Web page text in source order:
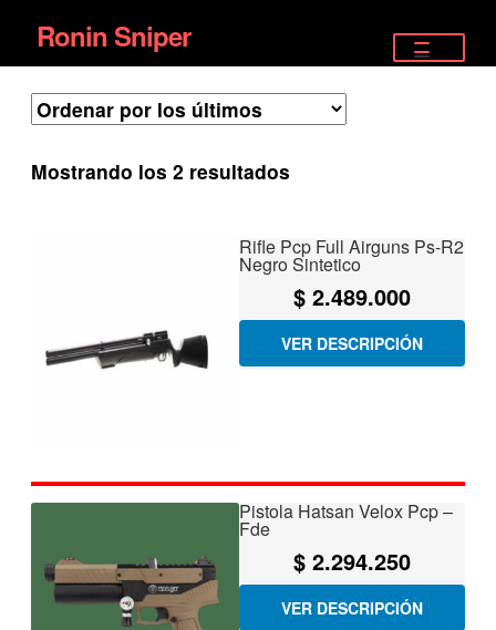
Ir
a
la
Ir
al
contenido
Ronin Sniper
PISTOLAS
Mostrando los 2 resultados
últimos
Rifle Pcp Full Airguns Ps-R2
Negro Sintetico
$2.489.000
VER DESCRIPCIÓN
Pistola Hatsan Velox Pcp –
Fde
$2.294.250
VER DESCRIPCIÓN